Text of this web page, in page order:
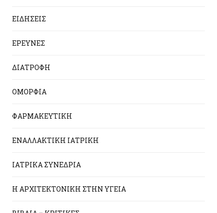
ΕΙΔΗΣΕΙΣ
ΕΡΕΥΝΕΣ
ΔΙΑΤΡΟΦΗ
ΟΜΟΡΦΙΑ
ΦΑΡΜΑΚΕΥΤΙΚΗ
ΕΝΑΛΛΑΚΤΙΚΗ ΙΑΤΡΙΚΗ
ΙΑΤΡΙΚΑ ΣΥΝΕΔΡΙΑ
Η ΑΡΧΙΤΕΚΤΟΝΙΚΗ ΣΤΗΝ ΥΓΕΙΑ